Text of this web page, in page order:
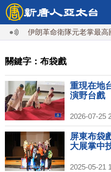
伊朗革命衛隊元老掌最高國安
關鍵字：布袋戲
重現在地
演野台戲
2026-07-25
屏東布袋
大展掌中
2025-05-21